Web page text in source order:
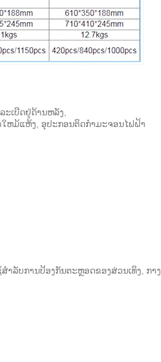
ະເບີດຢູ່ດ້ານຫລັງ,
ຫມ້ແຫ້ງ, ອຸປະກອນຕິດກໍາມະຈອນໄຟຟ້າ
າລັບການປ້ອງກັນຕະຫຼອດຂອງສ່ວນເທິງ, ກາງ